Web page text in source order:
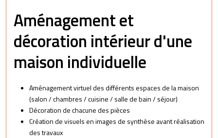
Aménagement et
décoration intérieur d'une
maison individuelle
Aménagement virtuel des différents espaces de la maison
(salon / chambres / cuisine / salle de bain / séjour)
Décoration de chacune des pièces
Création de visuels en images de synthèse avant réalisation
des travaux